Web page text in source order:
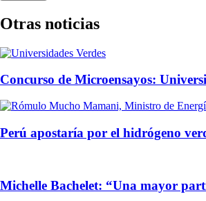
Otras noticias
Concurso de Microensayos:
Perú apostaría por el hidrógeno
Michelle Bachelet: “Una mayor